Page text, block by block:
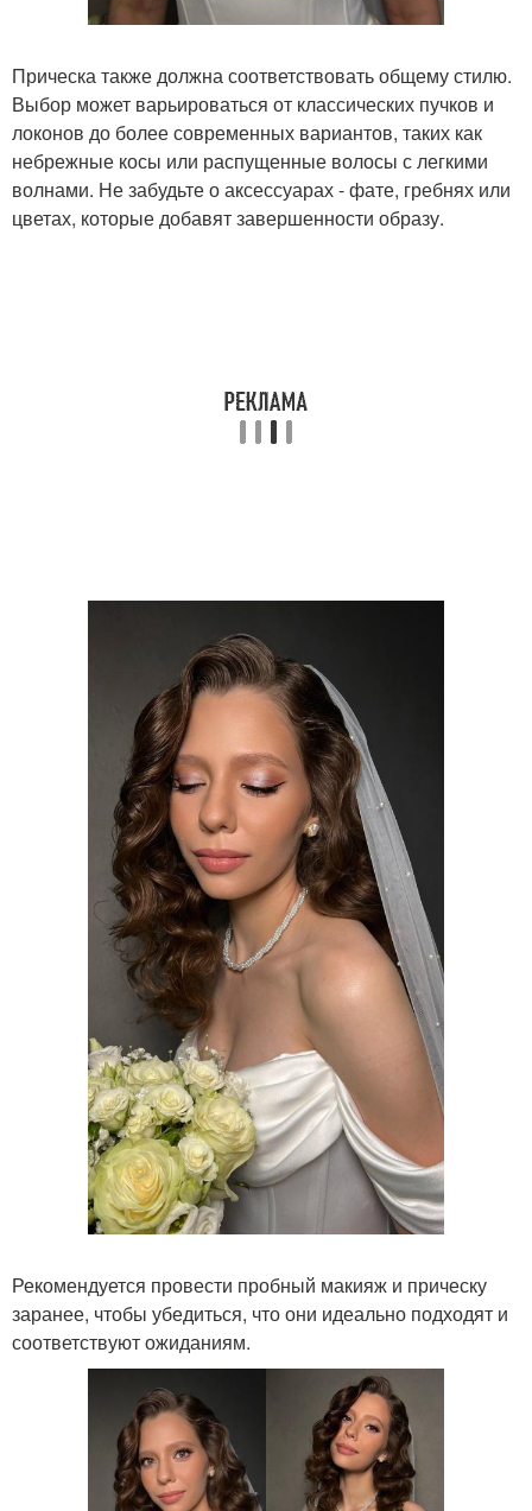
Прическа также должна соответствовать общему стилю.
Выбор может варьироваться от классических пучков и
локонов до более современных вариантов, таких как
небрежные косы или распущенные волосы с легкими
волнами. Не забудьте о аксессуарах - фате, гребнях или
цветах, которые добавят завершенности образу.
Рекомендуется провести пробный макияж и прическу
заранее, чтобы убедиться, что они идеально подходят и
соответствуют ожиданиям.